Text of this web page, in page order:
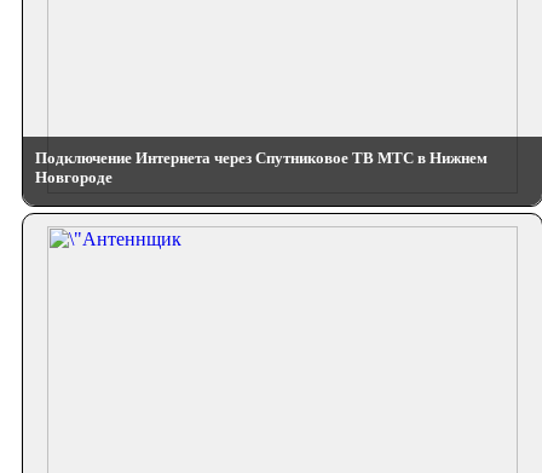
Подключение Интернета через Спутниковое ТВ МТС в Нижнем
Новгороде